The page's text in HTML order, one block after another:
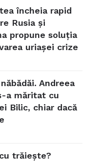
încheia rapid
Rusia și
propune soluția
uriașei crize
Andreea
a măritat cu
Bilic, chiar dacă
trăiește?